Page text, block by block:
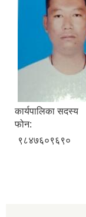
कार्यपालिका सदस्य
फोन:
९८४७६०९६९०